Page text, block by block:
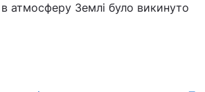
атмосферу Землі було викинуто